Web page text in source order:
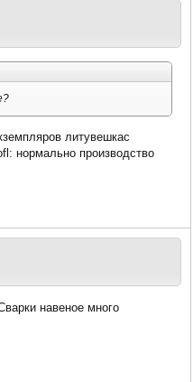
литувешкас
нормально производство
навеное много